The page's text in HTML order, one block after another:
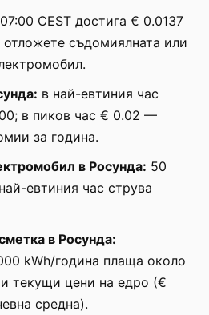
07:00 CEST достига € 0.0137
съдомиялната или
в най-евтиния час
в пиков час € 0.02 —
за година.
в Росунда: 50
евтиния час струва
в Росунда:
kWh/година плаща около
текущи цени на едро (€
средна).